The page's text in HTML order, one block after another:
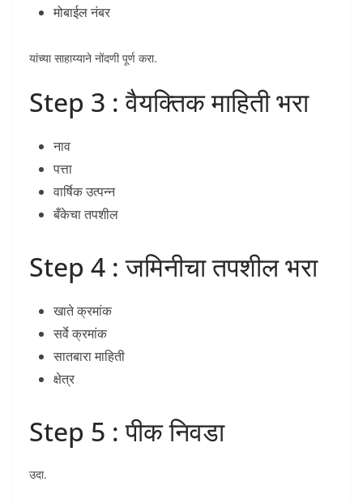
मोबाईल नंबर
यांच्या साहाय्याने नोंदणी पूर्ण करा.
Step 3 : वैयक्तिक माहिती भरा
नाव
पत्ता
वार्षिक उत्पन्न
बँकेचा तपशील
Step 4 : जमिनीचा तपशील भरा
खाते क्रमांक
सर्वे क्रमांक
सातबारा माहिती
क्षेत्र
Step 5 : पीक निवडा
उदा.